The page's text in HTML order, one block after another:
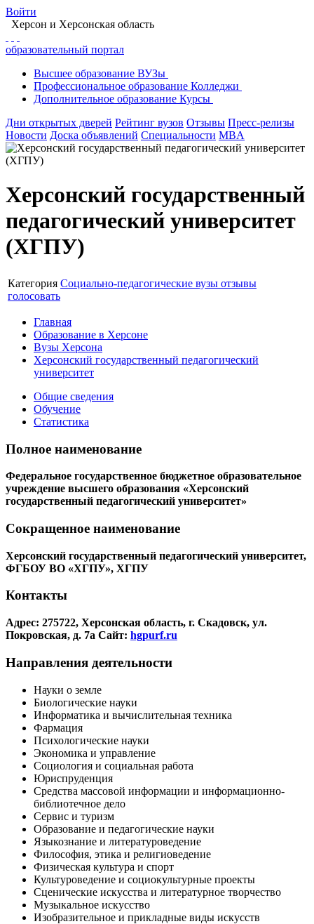
Войти
Херсон и Херсонская область
образовательный портал
Высшее образование ВУЗы
Профессиональное образование Колледжи
Дополнительное образование Курсы
Дни открытых дверей Рейтинг вузов Отзывы Пресс-релизы
Новости Доска объявлений Специальности MBA
Херсонский государственный
педагогический университет
(ХГПУ)
Категория Социально-педагогические вузы отзывы
голосовать
Главная
Образование в Херсоне
Вузы Херсона
Херсонский государственный педагогический
университет
Общие сведения
Обучение
Статистика
Полное наименование
Федеральное государственное бюджетное образовательное
учреждение высшего образования «Херсонский
государственный педагогический университет»
Сокращенное наименование
Херсонский государственный педагогический университет,
ФГБОУ ВО «ХГПУ», ХГПУ
Контакты
Адрес: 275722, Херсонская область, г. Скадовск, ул.
Покровская, д. 7а Сайт: hgpurf.ru
Направления деятельности
Науки о земле
Биологические науки
Информатика и вычислительная техника
Фармация
Психологические науки
Экономика и управление
Социология и социальная работа
Юриспруденция
Средства массовой информации и информационно-
библиотечное дело
Сервис и туризм
Образование и педагогические науки
Языкознание и литературоведение
Философия, этика и религиоведение
Физическая культура и спорт
Культуроведение и социокультурные проекты
Сценические искусства и литературное творчество
Музыкальное искусство
Изобразительное и прикладные виды искусств